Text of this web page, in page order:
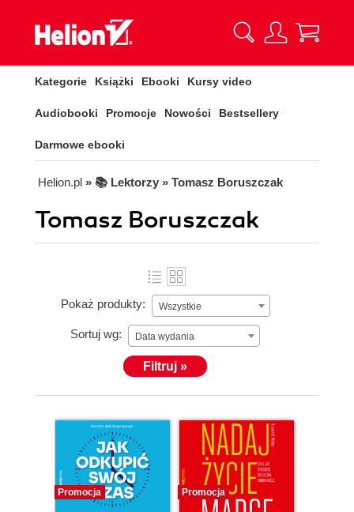
Kategorie Książki Ebooki Kursy video
Audiobooki Promocje Nowości Bestsellery
Darmowe ebooki
Helion.pl » 📚 Lektorzy » Tomasz Boruszczak
Tomasz Boruszczak
Pokaż produkty: Wszystkie
Sortuj wg: Data wydania
Filtruj »
Promocja Promocja